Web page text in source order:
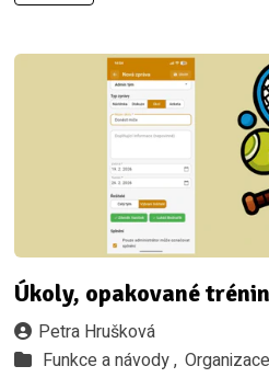
Úkoly, opakované
Petra Hrušková
Funkce a návody ,